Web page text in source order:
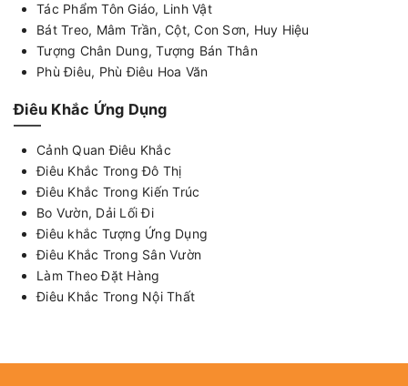
Tác Phẩm Tôn Giáo, Linh Vật
Bát Treo, Mâm Trần, Cột, Con Sơn, Huy Hiệu
Tượng Chân Dung, Tượng Bán Thân
Phù Điêu, Phù Điêu Hoa Văn
Điêu Khắc Ứng Dụng
Cảnh Quan Điêu Khắc
Điêu Khắc Trong Đô Thị
Điêu Khắc Trong Kiến Trúc
Bo Vườn, Dải Lối Đi
Điêu khắc Tượng Ứng Dụng
Điêu Khắc Trong Sân Vườn
Làm Theo Đặt Hàng
Điêu Khắc Trong Nội Thất